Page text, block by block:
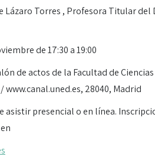
Lázaro Torres , Profesora Titular
de 17:30 a 19:00
de actos de la Facultad de
www.canal.uned.es, 28040, Madrid
asistir presencial o en línea.